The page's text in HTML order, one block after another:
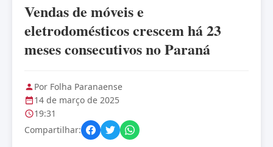
Vendas de móveis e
eletrodomésticos crescem há 23
meses consecutivos no Paraná
Por Folha Paranaense
14 de março de 2025
19:31
Compartilhar: